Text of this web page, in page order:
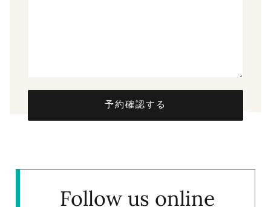
予約確認する
Follow us online